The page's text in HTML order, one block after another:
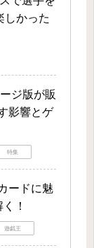
しかった
ジ版が販
影響とゲ
特集
ードに魅
！
遊戯王